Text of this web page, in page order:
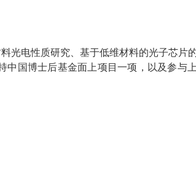
光电性质研究、基于低维材料的光子芯片
中国博士后基金面上项目一项，以及参与